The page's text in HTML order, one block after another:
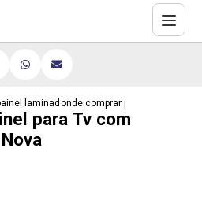
laminado madeira
onde comprar painel para tv
para Tv com